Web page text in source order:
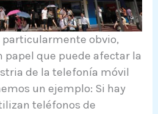
particularmente obvio,
papel que puede afectar la
de la telefonía móvil
un ejemplo: Si hay
teléfonos de